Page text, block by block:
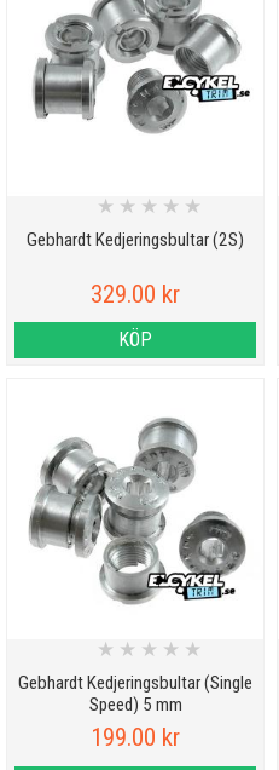
Gebhardt Kedjeringsbultar (2S)
★ ★ ★ ★ ★
329.00 kr
KÖP
Gebhardt Kedjeringsbultar (Single
Speed) 5 mm
★ ★ ★ ★ ★
199.00 kr